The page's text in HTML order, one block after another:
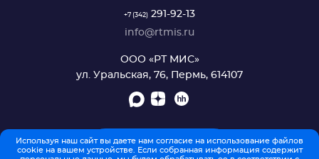
+7 (342) 291-92-13
info@rtmis.ru
ООО «РТ МИС»
ул. Уральская, 76, Пермь, 614107
ОБРАТНАЯ СВЯЗЬ
Используя наш сайт вы даете нам согласие на использование файлов
cookie на вашем устройстве. Если собранная информация содержит